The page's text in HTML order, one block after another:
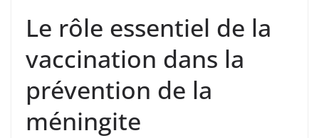
Le rôle essentiel de la
vaccination dans la
prévention de la
méningite